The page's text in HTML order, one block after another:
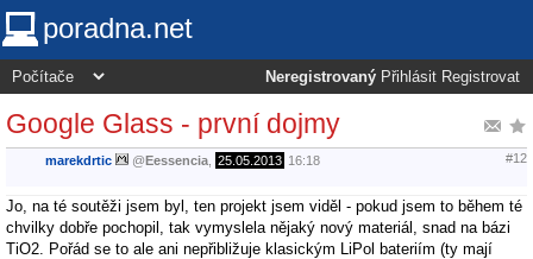
poradna.net
Neregistrovaný Přihlásit Registrovat
Google Glass - první dojmy
marekdrtic @Eessencia 25.05.2013 16:18 #12
Jo, na té soutěži jsem byl, ten projekt jsem viděl - pokud jsem to během té
chvilky dobře pochopil, tak vymyslela nějaký nový materiál, snad na bázi
TiO2. Pořád se to ale ani nepřibližuje klasickým LiPol bateriím (ty mají